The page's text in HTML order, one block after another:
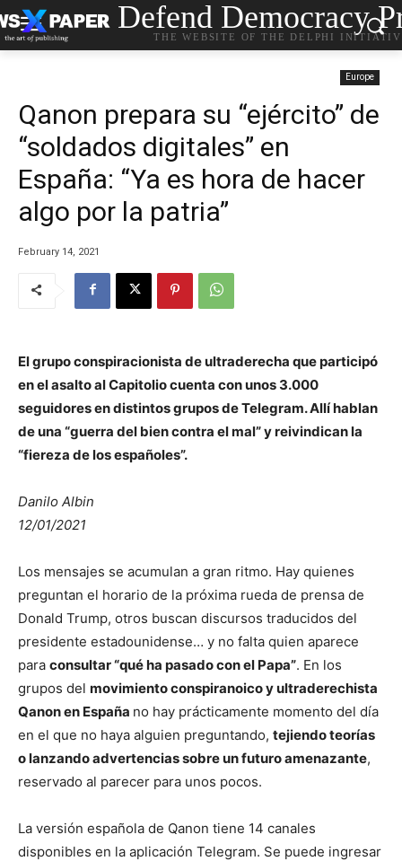
Defend Democracy
THE WEBSITE OF THE DELPHI
Europe
Qanon prepara su “ejército” de
“soldados digitales” en
España: “Ya es hora de hacer
algo por la patria”
February 14, 2021
El grupo conspiracionista de ultraderecha que participó
en el asalto al Capitolio cuenta con unos 3.000
seguidores en distintos grupos de Telegram. Allí hablan
de una “guerra del bien contra el mal” y reivindican la
“fiereza de los españoles”.
Danilo Albin
12/01/2021
Los mensajes se acumulan a gran ritmo. Hay quienes
preguntan el horario de la próxima rueda de prensa de
Donald Trump, otros buscan discursos traducidos del
presidente estadounidense… y no falta quien aparece
para consultar “qué ha pasado con el Papa”. En los
grupos del movimiento conspiranoico y ultraderechista
Qanon en España no hay prácticamente momento del día
en el que no haya alguien preguntando, tejiendo teorías
o lanzando advertencias sobre un futuro amenazante,
reservado al parecer para unos pocos.
La versión española de Qanon tiene 14 canales
disponibles en la aplicación Telegram. Se puede ingresar